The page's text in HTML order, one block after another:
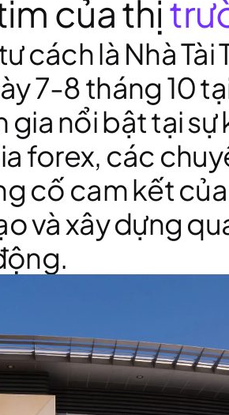
của thị
cách là Nhà Tài
7-8 tháng 10
nổi bật tại sự
forex, các
cố cam kết
và xây dựng